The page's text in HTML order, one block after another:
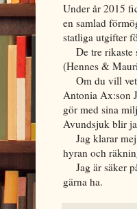
Under år 2015
en samlad
statliga utgifter
De tre rikaste
(Hennes &
Om du vill
Antonia Ax:son
gör med sina
Avundsjuk blir
Jag klarar
hyran och
Jag är säker
gärna ha.